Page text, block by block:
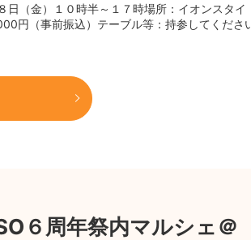
（金）１０時半～１７時場所：イオンスタイ
円（事前振込）テーブル等：持参してくださ
６周年祭内マルシェ＠